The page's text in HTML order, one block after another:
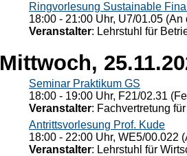
Ringvorlesung Sustainable
18:00 - 21:00 Uhr, U7/01.05
Veranstalter: Lehrstuhl für
Mittwoch,
Seminar Praktikum GS
18:00 - 19:00 Uhr, F21/02.31
Veranstalter: Fachvertretung
Antrittsvorlesung Prof. Kude
18:00 - 22:00 Uhr, WE5/00.022
Veranstalter: Lehrstuhl für